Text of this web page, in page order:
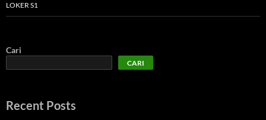
LOKER S1
Cari
CARI
Recent Posts